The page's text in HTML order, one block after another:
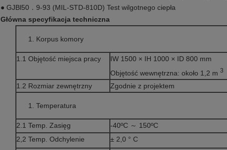
● GJBl50．9-93 (MIL-STD-810D) Test wilgotnego ciepła
Główna specyfikacja techniczna
Korpus komory
1.1 Objętość miejsca pracy
IW 1500 × IH 1000 × ID 800 mm
Objętość wewnętrzna: około 1,2 m 3
1.2 Rozmiar zewnętrzny Zgodnie z projektem
Temperatura
2.1 Temp. Zasięg
-40ºC ～ 150ºC
2,2 Temp. Odchylenie
± 2,0 ° C